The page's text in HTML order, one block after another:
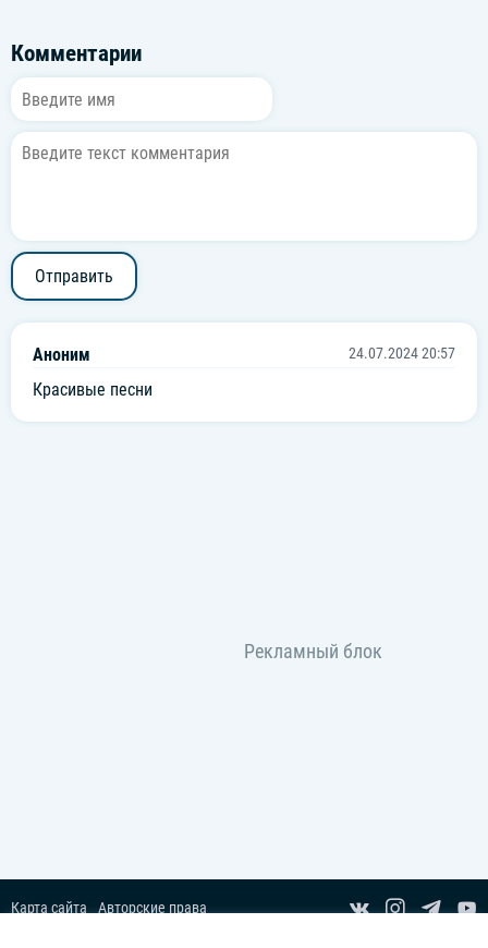
Комментарии
Отправить
Аноним 24.07.2024 20:57
Красивые песни
Карта сайта
Авторские права